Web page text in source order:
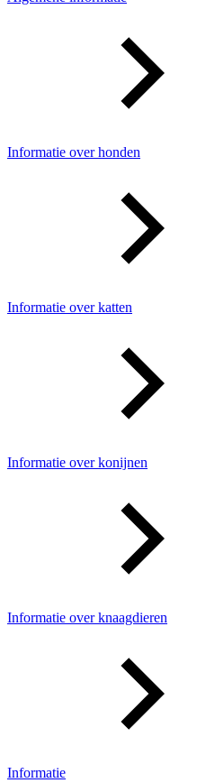
Informatie over honden
Informatie over katten
Informatie over konijnen
Informatie over knaagdieren
Informatie